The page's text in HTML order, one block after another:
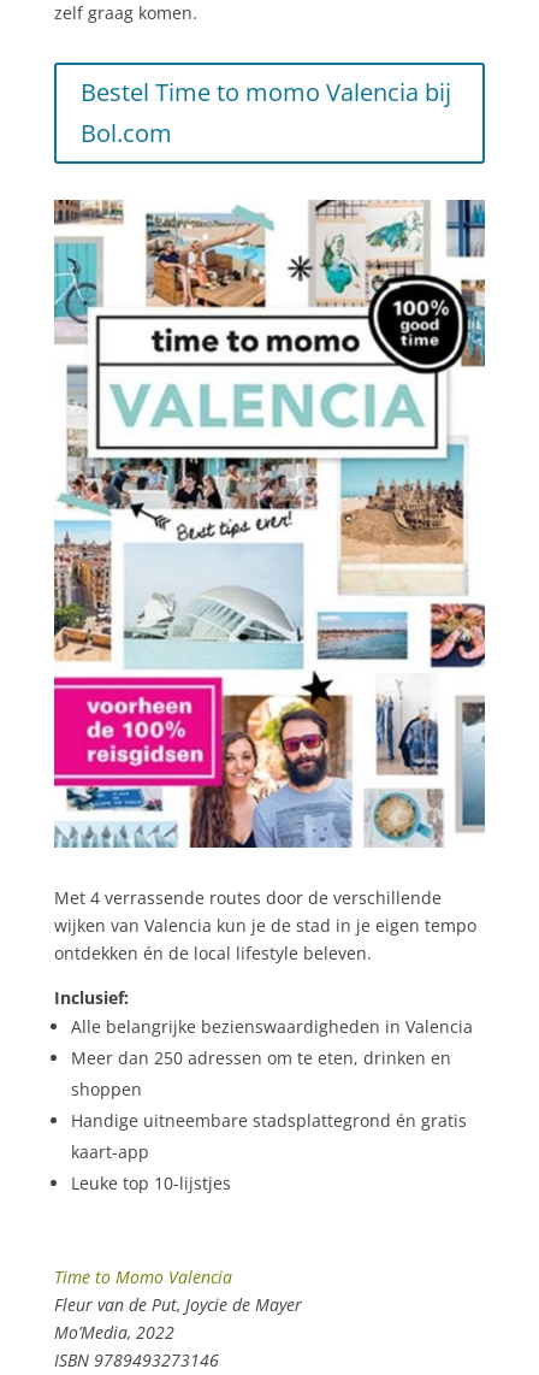
zelf graag komen.
Bestel Time to momo Valencia bij
Bol.com
Met 4 verrassende routes door de verschillende
wijken van Valencia kun je de stad in je eigen tempo
ontdekken én de local lifestyle beleven.
Inclusief:
Alle belangrijke bezienswaardigheden in Valencia
Meer dan 250 adressen om te eten, drinken en
shoppen
Handige uitneembare stadsplattegrond én gratis
kaart-app
Leuke top 10-lijstjes
Time to Momo Valencia
Fleur van de Put, Joycie de Mayer
Mo’Media, 2022
ISBN 9789493273146